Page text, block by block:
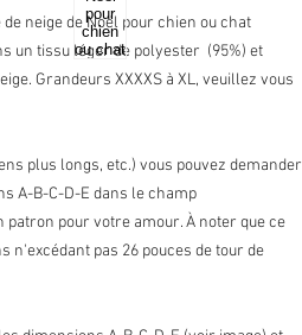
neige de Noël pour chien ou chat
un tissu léger de polyester (95%) et
Grandeurs XXXXS à XL, veuillez vous
plus longs, etc.) vous pouvez demander
A-B-C-D-E dans le champ
pour votre amour. À noter que ce
pas 26 pouces de tour de